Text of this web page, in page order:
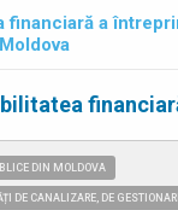
financiară a
DIN MOLDOVA
DE CANALIZARE, DE